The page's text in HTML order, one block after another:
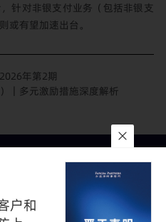
针对非银支付业务（包括非银支
或有望加速出台。
年第2期
｜多元激励措施深度解析
公网安备 31010602002626号
RIGHTS RESERVED 上海市方达
户和